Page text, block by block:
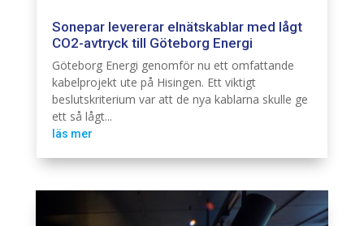
Sonepar levererar elnätskablar med lågt
CO2-avtryck till Göteborg Energi
Göteborg Energi genomför nu ett omfattande
kabelprojekt ute på Hisingen. Ett viktigt
beslutskriterium var att de nya kablarna skulle ge
ett så lågt...
läs mer